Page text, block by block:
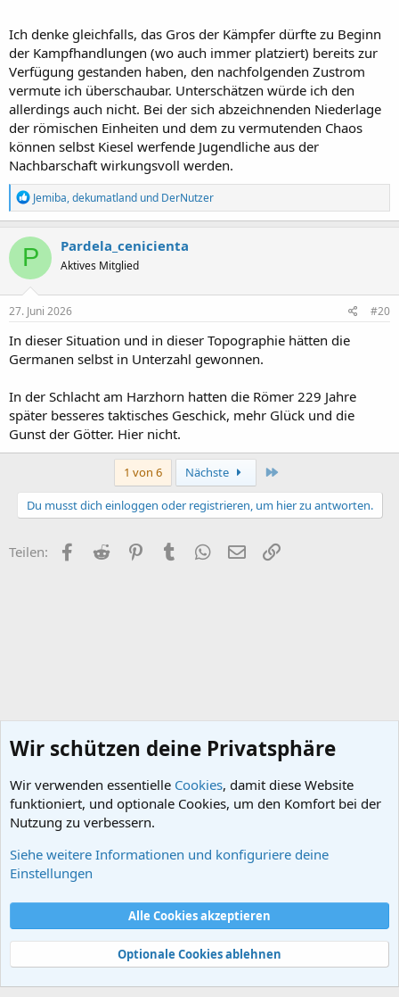
Ich denke gleichfalls, das Gros der Kämpfer dürfte zu Beginn
der Kampfhandlungen (wo auch immer platziert) bereits zur
Verfügung gestanden haben, den nachfolgenden Zustrom
vermute ich überschaubar. Unterschätzen würde ich den
allerdings auch nicht. Bei der sich abzeichnenden Niederlage
der römischen Einheiten und dem zu vermutenden Chaos
können selbst Kiesel werfende Jugendliche aus der
Nachbarschaft wirkungsvoll werden.
R
e
a
k
t
o
n
e
:
Jemiba,dekumatland und DerNutzer
P Pardela_cenicienta
Aktives Mitglied
27. Juni 2026 #20
In dieser Situation und in dieser Topographie hätten die
Germanen selbst in Unterzahl gewonnen.
In der Schlacht am Harzhorn hatten die Römer 229 Jahre
später besseres taktisches Geschick, mehr Glück und die
Gunst der Götter. Hier nicht.
1 von 6 Nächste
Du musst dich einloggen oder registrieren, um hier zu antworten.
Teilen: Facebook
Reddit PinterestTumblr WhatsApp
E-Mail
Das Römische Reich
Nutzungsbedingungen
Datenschutz
Hilfe und Impressum
Start
R
S
Community platform by XenForo® © 2010-2024 XenForo Ltd.
Wir schützen deine Privatsphäre
Wir verwenden essentielle Cookies, damit diese Website
funktioniert, und optionale Cookies, um den Komfort bei der
Nutzung zu verbessern.
Siehe weitere Informationen und konfiguriere deine
Einstellungen
Alle Cookies akzeptieren
Optionale Cookies ablehnen